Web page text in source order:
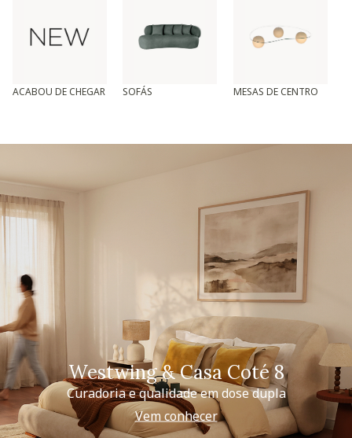
ACABOU DE CHEGAR SOFÁS MESAS DE CENTRO
Westwing & Casa Coté 8
Curadoria e qualidade em dose dupla
Vem conhecer